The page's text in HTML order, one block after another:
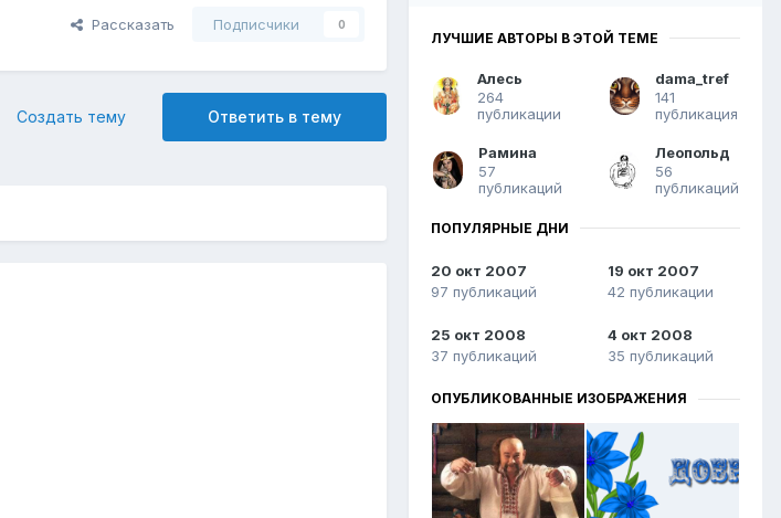
Рассказать Подписчики 0
Ответить в тему
Создать тему
ЛУЧШИЕ АВТОРЫ В ЭТОЙ ТЕМЕ
Алесь
264
публикации
dama_tref
141
публикация
Рамина
57
публикаций
Леопольд
56
публикаций
ПОПУЛЯРНЫЕ ДНИ
20 окт 2007
97 публикаций
19 окт 2007
42 публикации
25 окт 2008
37 публикаций
4 окт 2008
35 публикаций
ОПУБЛИКОВАННЫЕ ИЗОБРАЖЕНИЯ